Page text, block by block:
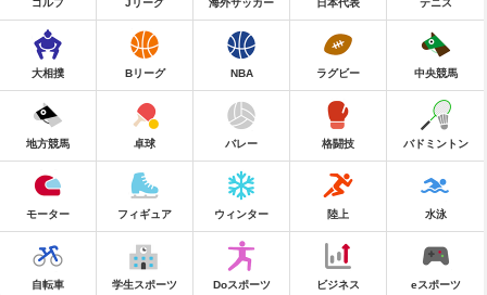
ゴルフ Jリーグ 海外サッカー 日本代表 テニス
大相撲 Bリーグ NBA ラグビー 中央競馬
地方競馬 卓球 バレー 格闘技 バドミントン
モーター フィギュア ウィンター 陸上 水泳
自転車 学生スポーツ Doスポーツ ビジネス eスポーツ